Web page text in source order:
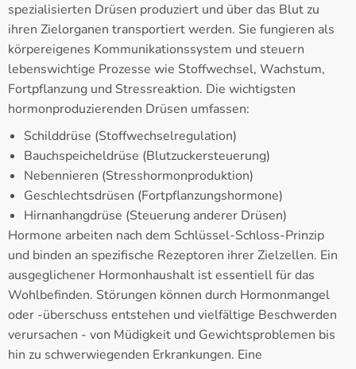
spezialisierten Drüsen produziert und über das Blut zu
ihren Zielorganen transportiert werden. Sie fungieren als
körpereigenes Kommunikationssystem und steuern
lebenswichtige Prozesse wie Stoffwechsel, Wachstum,
Fortpflanzung und Stressreaktion. Die wichtigsten
hormonproduzierenden Drüsen umfassen:
Schilddrüse (Stoffwechselregulation)
Bauchspeicheldrüse (Blutzuckersteuerung)
Nebennieren (Stresshormonproduktion)
Geschlechtsdrüsen (Fortpflanzungshormone)
Hirnanhangdrüse (Steuerung anderer Drüsen)
Hormone arbeiten nach dem Schlüssel-Schloss-Prinzip
und binden an spezifische Rezeptoren ihrer Zielzellen. Ein
ausgeglichener Hormonhaushalt ist essentiell für das
Wohlbefinden. Störungen können durch Hormonmangel
oder -überschuss entstehen und vielfältige Beschwerden
verursachen - von Müdigkeit und Gewichtsproblemen bis
hin zu schwerwiegenden Erkrankungen. Eine